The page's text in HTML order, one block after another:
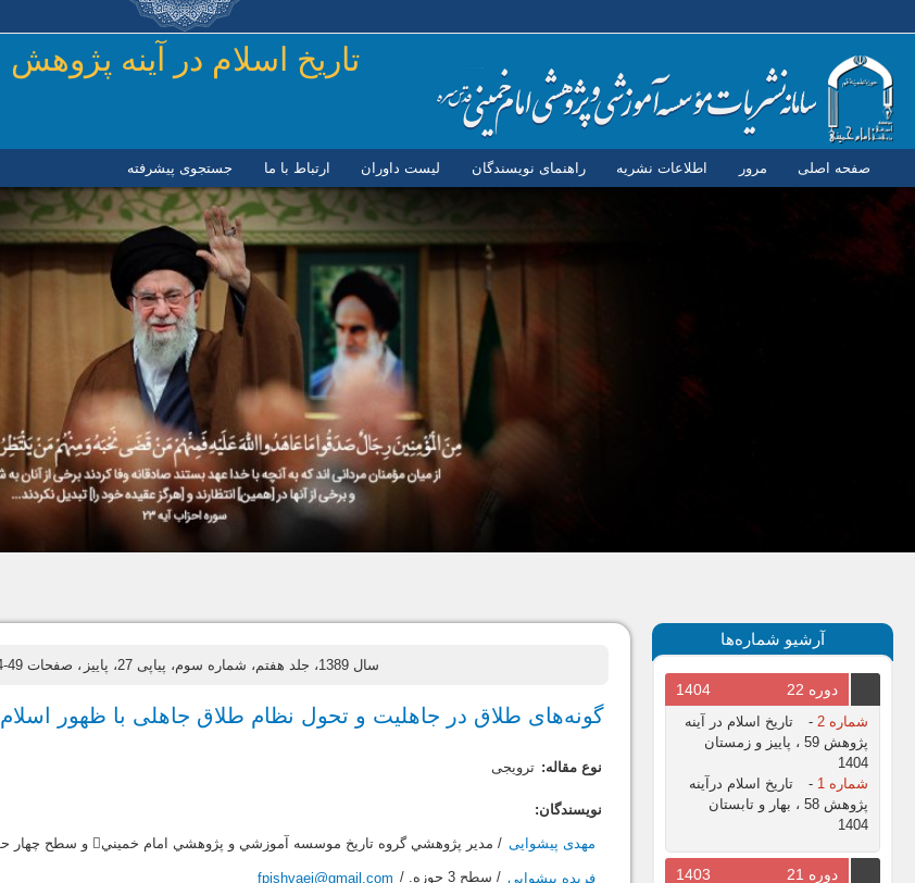
رفتن به محتوای اصلی
تاريخ اسلام در آينه پژوهش
صفحه اصلی مرور اطلاعات نشریه راهنمای نویسندگان لیست داوران ارتباط با ما جستجوی پیشرفته
آرشیو شماره‌ها
دوره 22 1404
شماره 2 -
تاریخ اسلام در آینه
پژوهش 59 ، پاییز و زمستان
1404
شماره 1
-
تاریخ اسلام درآینه
پژوهش 58 ، بهار و تابستان
1404
دوره 21
1403
سال 1389، جلد هفتم، شماره سوم، پیاپی 27، پاییز ، صفحات 49-74
گونه‌های طلاق در جاهلیت و تحول نظام طلاق جاهلی با ظهور اسلام
نوع مقاله: ترویجی
نویسندگان:
مهدی پیشوایی / مدير پژوهشي گروه تاريخ موسسه آموزشي و پژوهشي امام خميني و سطح چهار حوزه /
فریده پیشوایی / سطح 3 حوزه. / fpishvaei@gmail.com